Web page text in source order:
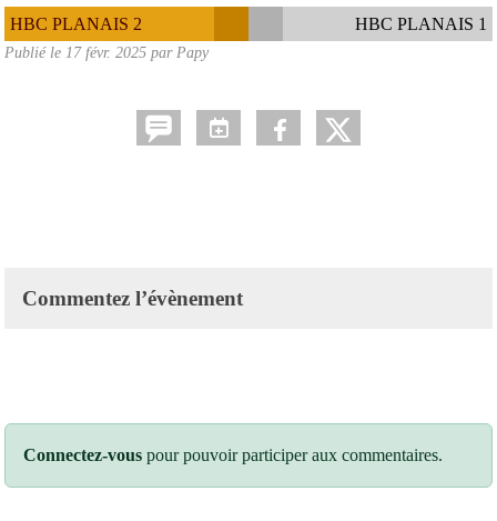
HBC PLANAIS 2 HBC PLANAIS 1
Publié le 17 févr. 2025 par Papy
Commentez l’évènement
Connectez-vous pour pouvoir participer aux commentaires.